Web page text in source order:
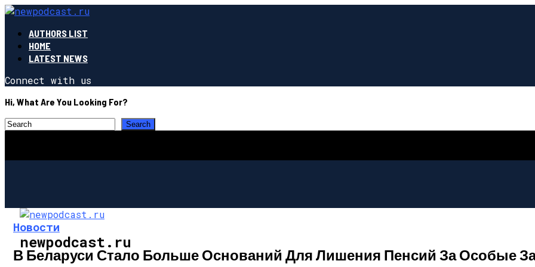
AUTHORS LIST
HOME
LATEST NEWS
Connect with us
Hi, What Are You Looking For?
newpodcast.ru
Новости
В Беларуси Стало Больше Оснований Для Лишения Пенсий За Особые